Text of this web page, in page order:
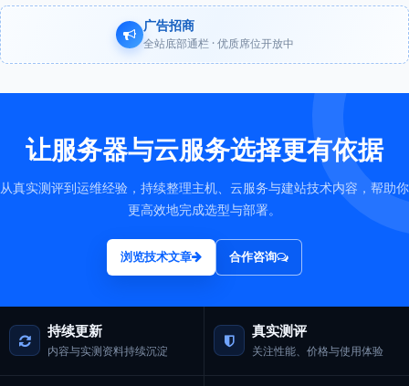
广告招商
全站底部通栏 · 优质席位开放中
让服务器与云服务选择更有依据
从真实测评到运维经验，持续整理主机、云服务与建站技术内容，帮助你
更高效地完成选型与部署。
浏览技术文章 合作咨询
持续更新
内容与实测资料持续沉淀
真实测评
关注性能、价格与使用体验